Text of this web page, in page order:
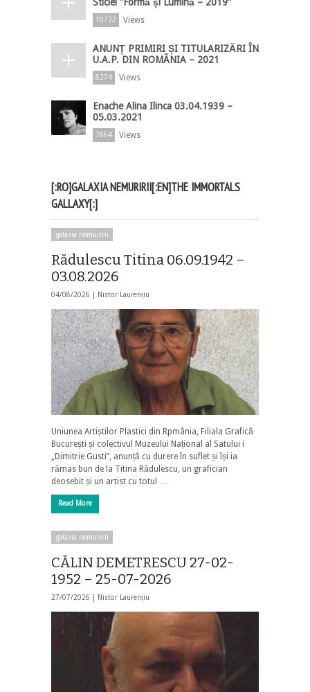
Sticlei ”Formă și Lumină – 2019”
10732 Views
ANUNȚ PRIMIRI ȘI TITULARIZĂRI ÎN
U.A.P. DIN ROMÂNIA – 2021
8274 Views
Enache Alina Ilinca 03.04.1939 –
05.03.2021
7864 Views
[:RO]GALAXIA NEMURIRII[:EN]THE IMMORTALS
GALLAXY[:]
galaxia nemuririi
Rădulescu Titina 06.09.1942 –
03.08.2026
04/08/2026 | Nistor Laurențiu
Uniunea Artiștilor Plastici din Rpmânia, Filiala Grafică
București și colectivul Muzeului Național al Satului i
„Dimitrie Gusti”, anunță cu durere în suflet și își ia
rămas bun de la Titina Rădulescu, un grafician
deosebit și un artist cu totul …
Read More
galaxia nemuririi
CĂLIN DEMETRESCU 27-02-
1952 – 25-07-2026
27/07/2026 | Nistor Laurențiu